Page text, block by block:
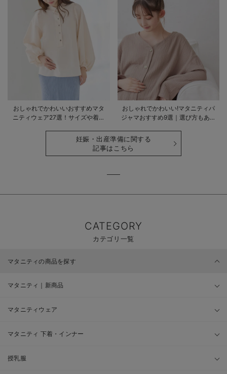
おしゃれでかわいいおすすめマタ
ニティウェア27選！サイズや着る
おしゃれでかわいい!マタニティパ
ジャマおすすめ9選｜選び方もあわ
妊娠・出産準備に関する
記事はこちら
CATEGORY
カテゴリ一覧
マタニティの商品を探す
マタニティ｜新商品
マタニティウェア
マタニティ 下着・インナー
授乳服